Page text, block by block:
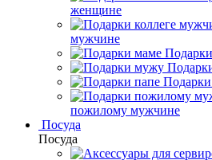
женщине
мужчине
пожилому мужчине
Посуда
Посуда